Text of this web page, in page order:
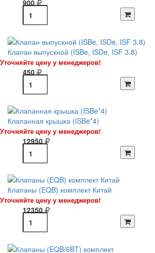
900
Клапан выпускной (ISBe, ISDe, ISF 3.8)
Уточняйте цену у менеджеров!
450
Клапанная крышка (ISBe*4)
Уточняйте цену у менеджеров!
12950
Клапаны (EQB) комплект Китай
Уточняйте цену у менеджеров!
12350